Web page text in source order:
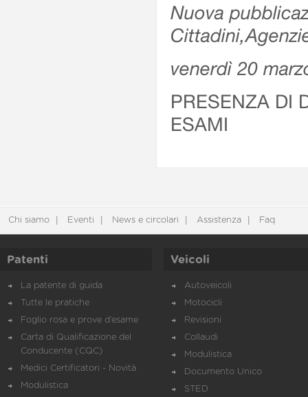
Nuova
venerdì 20
PRESENZA DI
ESAMI
Chi siamo Eventi News e circolari Assistenza Faq
Patenti
La patente di guida
Tutte le pratiche
Foglio rosa e prove d’esame
Carta di Qualificazione del
Conducente (CQC)
Medici Certificatori - Novità
Modulistica
Veicoli
Autoveicoli
Motocicli
Revisioni
Collaudi
Modulistica
Documento Unico
STED